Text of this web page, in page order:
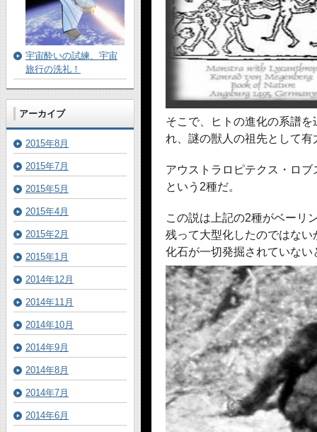
そこで、ヒトの進化の系譜
れ、謎の獣人の祖先として有
アウストラロピテクス・ロ
という2種だ。
この説は上記の2種がベーリ
残って大型化したのではな
化石が一切発掘されていな
宇宙酔いの試練、宇宙
旅行の洗礼！
アーカイブ
2015年8月
2015年7月
2015年5月
2015年4月
2015年2月
2015年1月
2014年12月
2014年11月
2014年10月
2014年9月
2014年8月
2014年7月
2014年6月